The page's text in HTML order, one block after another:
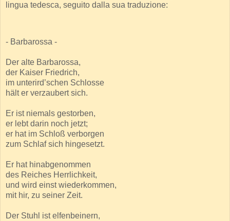
lingua tedesca, seguito dalla sua traduzione:
- Barbarossa -
Der alte Barbarossa,
der Kaiser Friedrich,
im unterird’schen Schlosse
hält er verzaubert sich.
Er ist niemals gestorben,
er lebt darin noch jetzt;
er hat im Schloß verborgen
zum Schlaf sich hingesetzt.
Er hat hinabgenommen
des Reiches Herrlichkeit,
und wird einst wiederkommen,
mit hir, zu seiner Zeit.
Der Stuhl ist elfenbeinern,